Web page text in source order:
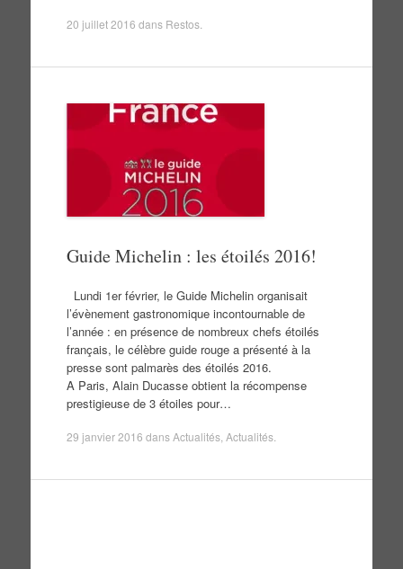
20 juillet 2016 dans Restos.
Guide Michelin : les étoilés 2016!
Lundi 1er février, le Guide Michelin organisait
l’évènement gastronomique incontournable de
l’année : en présence de nombreux chefs étoilés
français, le célèbre guide rouge a présenté à la
presse sont palmarès des étoilés 2016.
A Paris, Alain Ducasse obtient la récompense
prestigieuse de 3 étoiles pour…
29 janvier 2016 dansActualités, Actualités.